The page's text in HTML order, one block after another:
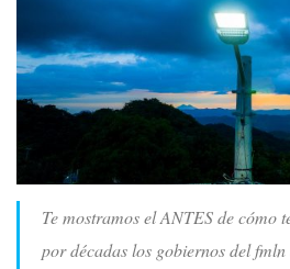
Te mostramos el ANTES de cómo
por décadas los gobiernos del